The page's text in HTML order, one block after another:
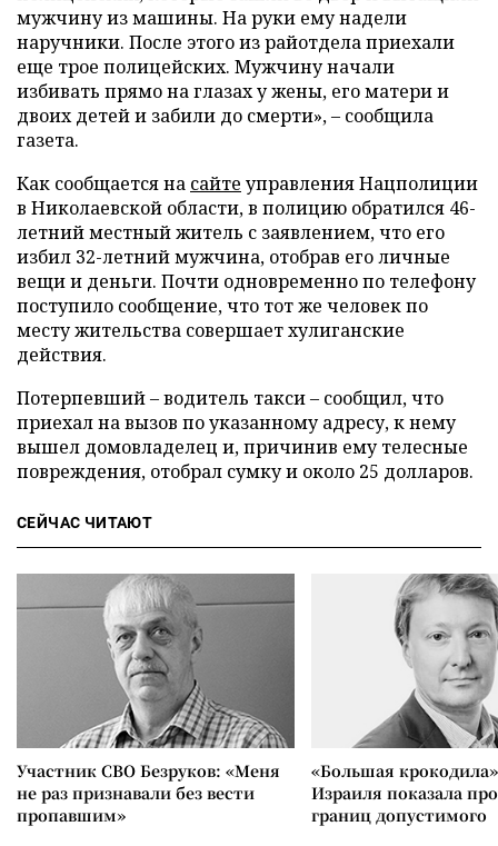
мужчину из машины. На руки ему надели
наручники. После этого из райотдела приехали
еще трое полицейских. Мужчину начали
избивать прямо на глазах у жены, его матери и
двоих детей и забили до смерти», – сообщила
газета.
Как сообщается на сайте управления Нацполиции
в Николаевской области, в полицию обратился 46-
летний местный житель с заявлением, что его
избил 32-летний мужчина, отобрав его личные
вещи и деньги. Почти одновременно по телефону
поступило сообщение, что тот же человек по
месту жительства совершает хулиганские
действия.
Потерпевший – водитель такси – сообщил, что
приехал на вызов по указанному адресу, к нему
вышел домовладелец и, причинив ему телесные
повреждения, отобрал сумку и около 25 долларов.
СЕЙЧАС ЧИТАЮТ
Участник СВО Безруков: «Меня
не раз признавали без вести
пропавшим»
«Большая
Израиля показала
границ допустимого